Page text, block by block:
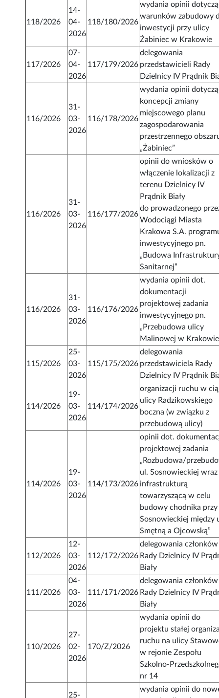
118/2026
14-
04-
2026
118/180/2026
wydania opinii
warunków zabudowy
inwestycji przy ulicy
Żabiniec w Krakowie
117/2026
07-
04-
2026
117/179/2026
delegowania
przedstawicieli Rady
Dzielnicy IV Prądnik
116/2026
31-
03-
2026
116/178/2026
wydania opinii
koncepcji zmiany
miejscowego planu
zagospodarowania
przestrzennego
„Żabiniec”
116/2026
31-
03-
2026
116/177/2026
opinii do wniosków o
włączenie lokalizacji z
terenu Dzielnicy IV
Prądnik Biały
do prowadzonego
Wodociągi Miasta
Krakowa S.A.
inwestycyjnego pn.
„Budowa
Sanitarnej”
116/2026
31-
03-
2026
116/176/2026
wydania opinii dot.
dokumentacji
projektowej zadania
inwestycyjnego pn.
„Przebudowa ulicy
Malinowej w Krakowie
115/2026
25-
03-
2026
115/175/2026
delegowania
przedstawiciela Rady
Dzielnicy IV Prądnik
114/2026
19-
03-
2026
114/174/2026
organizacji ruchu w
ulicy Radzikowskiego
boczna (w związku z
przebudową ulicy)
114/2026
19-
03-
2026
114/173/2026
opinii dot.
projektowej zadania
„Rozbudowa/
ul. Sosnowieckiej wraz
infrastrukturą
towarzyszącą w celu
budowy chodnika przy
Sosnowieckiej między
Smętną a Ojcowską”
112/2026
12-
03-
2026
112/172/2026
delegowania członków
Rady Dzielnicy IV
Biały
111/2026
04-
03-
2026
111/171/2026
delegowania członków
Rady Dzielnicy IV
Biały
110/2026
27-
02-
2026
170/Z/2026
wydania opinii do
projektu stałej
ruchu na ulicy
w rejonie Zespołu
Szkolno-
nr 14
25-
wydania opinii do